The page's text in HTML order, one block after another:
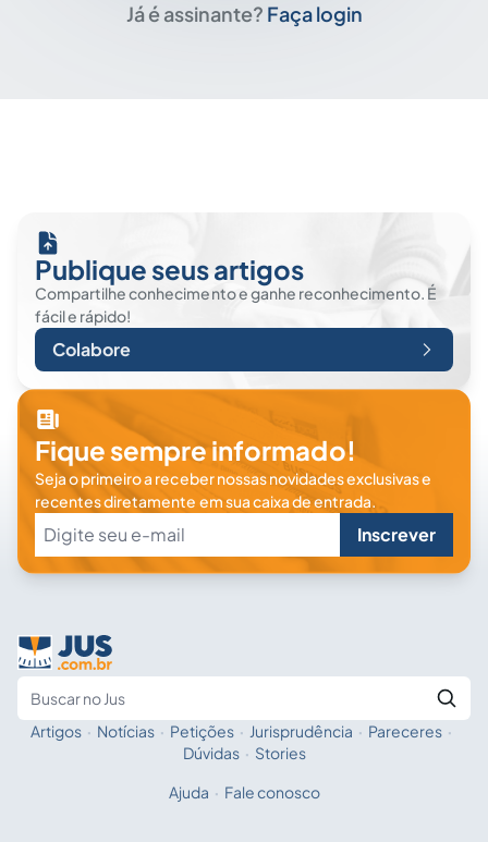
Já é assinante? Faça login
Publique seus artigos
Compartilhe conhecimento e ganhe reconhecimento. É
fácil e rápido!
Colabore
Fique sempre informado!
Seja o primeiro a receber nossas novidades exclusivas e
recentes diretamente em sua caixa de entrada.
Inscrever
Fale com a IA
Artigos · Notícias · Petições · Jurisprudência · Pareceres ·
Dúvidas · Stories
Ajuda · Fale conosco